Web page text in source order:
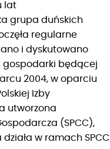
lat
grupa duńskich
regularne
i dyskutowano
gospodarki będącej
2004, w oparciu
Izby
utworzona
(SPCC),
w ramach SPCC.